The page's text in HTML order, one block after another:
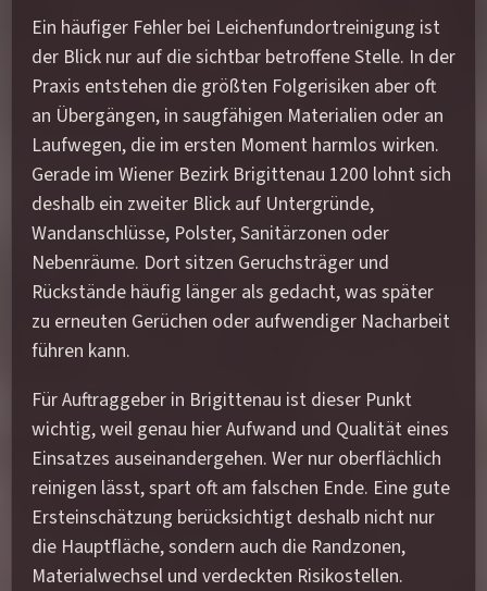
Ein häufiger Fehler bei Leichenfundortreinigung ist
der Blick nur auf die sichtbar betroffene Stelle. In der
Praxis entstehen die größten Folgerisiken aber oft
an Übergängen, in saugfähigen Materialien oder an
Laufwegen, die im ersten Moment harmlos wirken.
Gerade im Wiener Bezirk Brigittenau 1200 lohnt sich
deshalb ein zweiter Blick auf Untergründe,
Wandanschlüsse, Polster, Sanitärzonen oder
Nebenräume. Dort sitzen Geruchsträger und
Rückstände häufig länger als gedacht, was später
zu erneuten Gerüchen oder aufwendiger Nacharbeit
führen kann.
Für Auftraggeber in Brigittenau ist dieser Punkt
wichtig, weil genau hier Aufwand und Qualität eines
Einsatzes auseinandergehen. Wer nur oberflächlich
reinigen lässt, spart oft am falschen Ende. Eine gute
Ersteinschätzung berücksichtigt deshalb nicht nur
die Hauptfläche, sondern auch die Randzonen,
Materialwechsel und verdeckten Risikostellen.